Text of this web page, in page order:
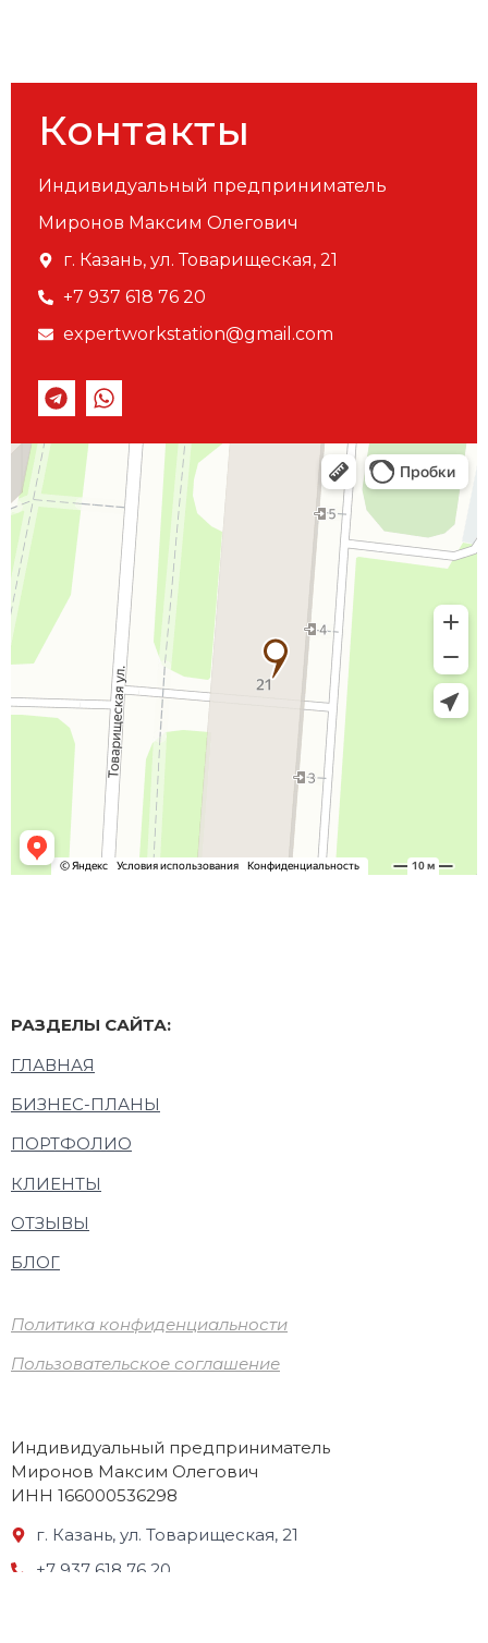
Контакты
Индивидуальный предприниматель
Миронов Максим Олегович
г. Казань, ул. Товарищеская, 21
+7 937 618 76 20
expertworkstation@gmail.com
РАЗДЕЛЫ САЙТА:
ГЛАВНАЯ
БИЗНЕС-ПЛАНЫ
ПОРТФОЛИО
КЛИЕНТЫ
ОТЗЫВЫ
БЛОГ
Политика конфиденциальности
Пользовательское соглашение
Индивидуальный предприниматель
Миронов Максим Олегович
ИНН 166000536298
г. Казань, ул. Товарищеская, 21
+7 937 618 76 20